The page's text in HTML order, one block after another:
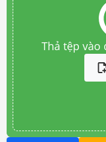
Thả tệp vào